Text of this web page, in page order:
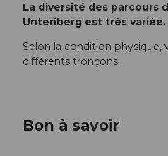
La diversité des parcours
Unteriberg est très variée.
Selon la condition
différents tronçons.
Bon à savoir